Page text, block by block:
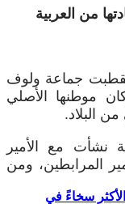
الأكثر سخاءً في
من العربية
جماعة ولوف
موطنها الأصلي
البلاد.
نشأت مع الأمير
المرابطين، ومن